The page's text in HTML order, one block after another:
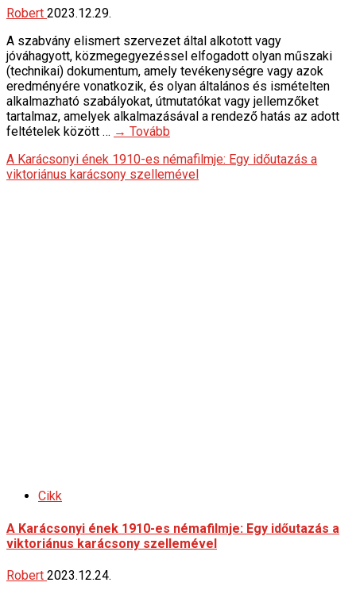
Robert 2023.12.29.
A szabvány elismert szervezet által alkotott vagy
jóváhagyott, közmegegyezéssel elfogadott olyan műszaki
(technikai) dokumentum, amely tevékenységre vagy azok
eredményére vonatkozik, és olyan általános és ismételten
alkalmazható szabályokat, útmutatókat vagy jellemzőket
tartalmaz, amelyek alkalmazásával a rendező hatás az adott
feltételek között … → Tovább
A Karácsonyi ének 1910-es némafilmje: Egy időutazás a
viktoriánus karácsony szellemével
Cikk
A Karácsonyi ének 1910-es némafilmje: Egy időutazás a
viktoriánus karácsony szellemével
Robert 2023.12.24.